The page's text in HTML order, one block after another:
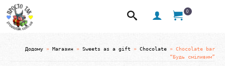
0
Додому » Магазин » Sweets as a gift » Chocolate » Chocolate bar
“Будь сміливим”